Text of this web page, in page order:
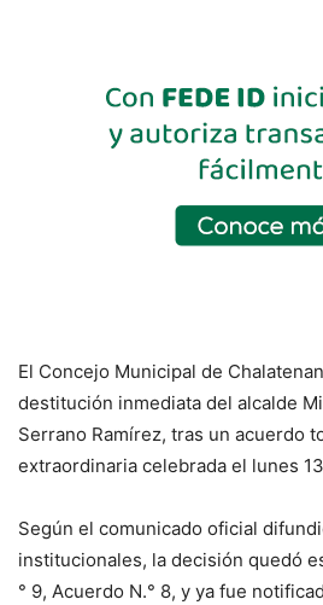
El Concejo Municipal de
destitución inmediata del alcalde
Serrano Ramírez, tras un acuerdo
extraordinaria celebrada el lunes
Según el comunicado oficial
institucionales, la decisión quedó
° 9, Acuerdo N.° 8, y ya fue